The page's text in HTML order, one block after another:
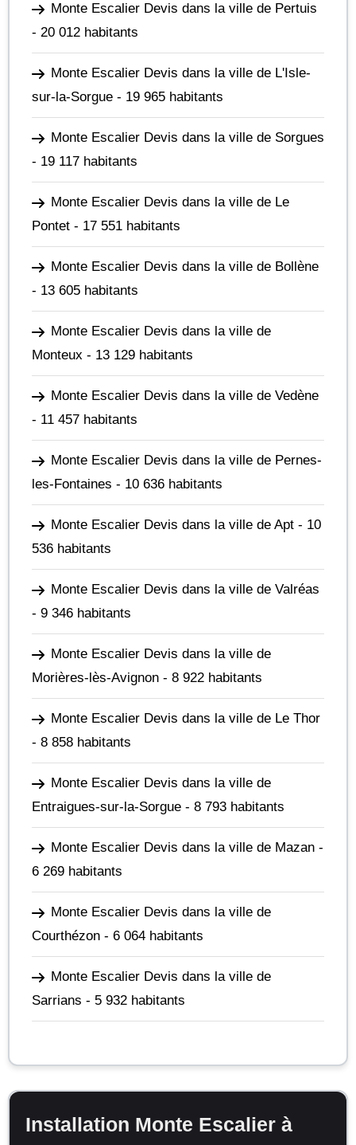
Monte Escalier Devis dans la ville de Pertuis
- 20 012 habitants
Monte Escalier Devis dans la ville de L'Isle-
sur-la-Sorgue - 19 965 habitants
Monte Escalier Devis dans la ville de Sorgues
- 19 117 habitants
Monte Escalier Devis dans la ville de Le
Pontet - 17 551 habitants
Monte Escalier Devis dans la ville de Bollène
- 13 605 habitants
Monte Escalier Devis dans la ville de
Monteux - 13 129 habitants
Monte Escalier Devis dans la ville de Vedène
- 11 457 habitants
Monte Escalier Devis dans la ville de Pernes-
les-Fontaines - 10 636 habitants
Monte Escalier Devis dans la ville de Apt - 10
536 habitants
Monte Escalier Devis dans la ville de Valréas
- 9 346 habitants
Monte Escalier Devis dans la ville de
Morières-lès-Avignon - 8 922 habitants
Monte Escalier Devis dans la ville de Le Thor
- 8 858 habitants
Monte Escalier Devis dans la ville de
Entraigues-sur-la-Sorgue - 8 793 habitants
Monte Escalier Devis dans la ville de Mazan -
6 269 habitants
Monte Escalier Devis dans la ville de
Courthézon - 6 064 habitants
Monte Escalier Devis dans la ville de
Sarrians - 5 932 habitants
Installation Monte Escalier à